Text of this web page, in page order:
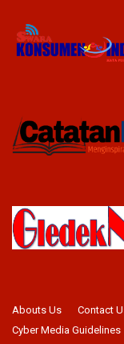
Abouts Us Contact
Cyber Media Guidelines